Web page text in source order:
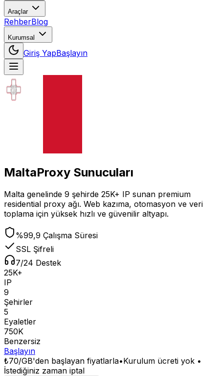
Araçlar
RehberBlog
Kurumsal
Giriş YapBaşlayın
MaltaProxy Sunucuları
Malta genelinde 9 şehirde 25K+ IP sunan premium
residential proxy ağı. Web kazıma, otomasyon ve veri
toplama için yüksek hızlı ve güvenilir altyapı.
%99,9 Çalışma Süresi
SSL Şifreli
7/24 Destek
25K+
IP
9
Şehirler
5
Eyaletler
750K
Benzersiz
Başlayın
₺70/GB'den başlayan fiyatlarla•Kurulum ücreti yok •
İstediğiniz zaman iptal